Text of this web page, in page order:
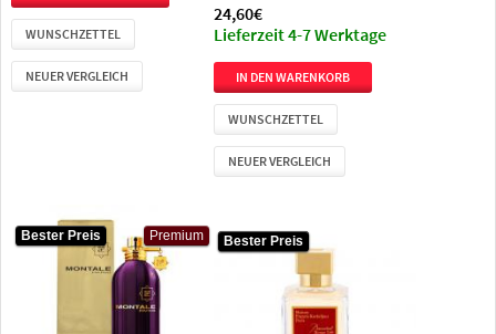
WUNSCHZETTEL
NEUER VERGLEICH
24,60€
Lieferzeit 4-7 Werktage
WUNSCHZETTEL
NEUER VERGLEICH
Bester Preis Premium Bester Preis
Bester Preis